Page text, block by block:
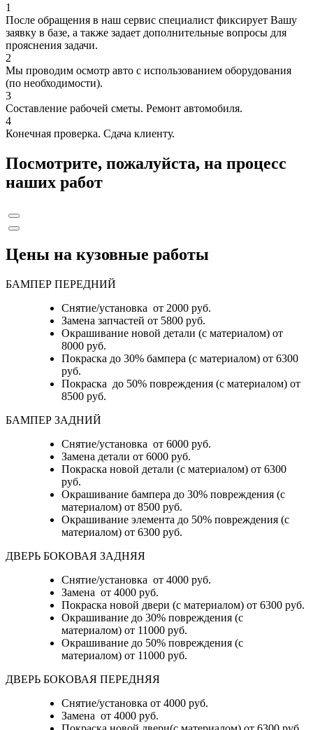
1
После обращения в наш сервис специалист фиксирует Вашу
заявку в базе, а также задает дополнительные вопросы для
прояснения задачи.
2
Мы проводим осмотр авто с использованием оборудования
(по необходимости).
3
Составление рабочей сметы. Ремонт автомобиля.
4
Конечная проверка. Сдача клиенту.
Посмотрите, пожалуйста, на процесс
наших работ
Цены на кузовные работы
БАМПЕР ПЕРЕДНИЙ
Снятие/установка от 2000 руб.
Замена запчастей от 5800 руб.
Окрашивание новой детали (с материалом) от
8000 руб.
Покраска до 30% бампера (с материалом) от 6300
руб.
Покраска до 50% повреждения (с материалом) от
8500 руб.
БАМПЕР ЗАДНИЙ
Снятие/установка от 6000 руб.
Замена детали от 6000 руб.
Покраска новой детали (с материалом) от 6300
руб.
Окрашивание бампера до 30% повреждения (с
материалом) от 8500 руб.
Окрашивание элемента до 50% повреждения (с
материалом) от 6300 руб.
ДВЕРЬ БОКОВАЯ ЗАДНЯЯ
Снятие/установка от 4000 руб.
Замена от 4000 руб.
Покраска новой двери (с материалом) от 6300 руб.
Окрашивание до 30% повреждения (с
материалом) от 11000 руб.
Окрашивание до 50% повреждения (с
материалом) от 11000 руб.
ДВЕРЬ БОКОВАЯ ПЕРЕДНЯЯ
Снятие/установка от 4000 руб.
Замена от 4000 руб.